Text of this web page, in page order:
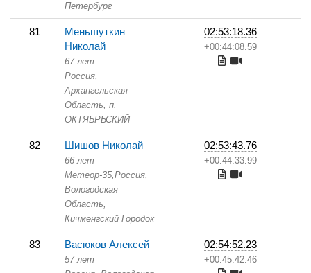
Петербург
81
Меньшуткин
Николай
67 лет
Россия,
Архангельская
Область, п.
ОКТЯБРЬСКИЙ
02:53:18.36
+00:44:08.59
82 Шишов Николай
66 лет
Метеор-35,Россия,
Вологодская
Область,
Кичменгский Городок
02:53:43.76
+00:44:33.99
83 Васюков Алексей
57 лет
02:54:52.23
+00:45:42.46